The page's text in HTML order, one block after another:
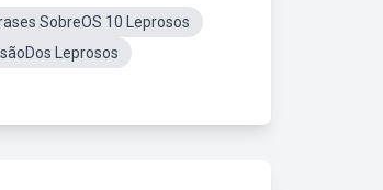
SobreOS 10 Leprosos
Leprosos